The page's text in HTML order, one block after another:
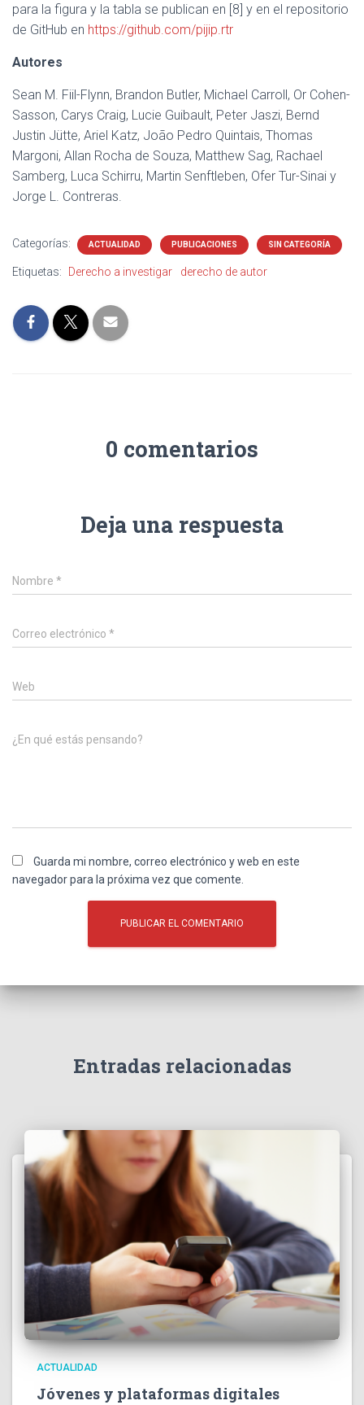
para la figura y la tabla se publican en [8] y en el repositorio
de GitHub en https://github.com/pijip.rtr
Autores
Sean M. Fiil-Flynn, Brandon Butler, Michael Carroll, Or Cohen-
Sasson, Carys Craig, Lucie Guibault, Peter Jaszi, Bernd
Justin Jütte, Ariel Katz, João Pedro Quintais, Thomas
Margoni, Allan Rocha de Souza, Matthew Sag, Rachael
Samberg, Luca Schirru, Martin Senftleben, Ofer Tur-Sinai y
Jorge L. Contreras.
Categorías: ACTUALIDAD PUBLICACIONES SIN CATEGORÍA
Etiquetas: Derecho a investigar derecho de autor
0 comentarios
Deja una respuesta
Nombre *
Correo electrónico *
Web
¿En qué estás pensando?
Guarda mi nombre, correo electrónico y web en este
navegador para la próxima vez que comente.
Entradas relacionadas
ACTUALIDAD
Jóvenes y plataformas digitales